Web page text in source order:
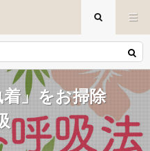
」をお掃除